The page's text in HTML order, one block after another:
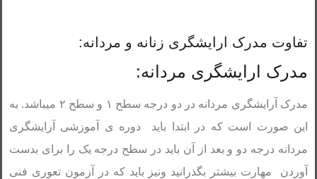
تفاوت مدرک ارایشگری زنانه و مردانه:
مدرک ارایشگری مردانه:
مدرک آرایشگری مردانه در دو درجه سطح ۱ و سطح ۲ میباشد. به
این صورت است که در ابتدا باید دوره ی آموزشی آرایشگری
مردانه درجه دو و بعد از آن باید در سطح درجه یک را برای بدست
آوردن مهارت بیشتر بگذرانید ونیز باید که در آزمون تعوری فنی